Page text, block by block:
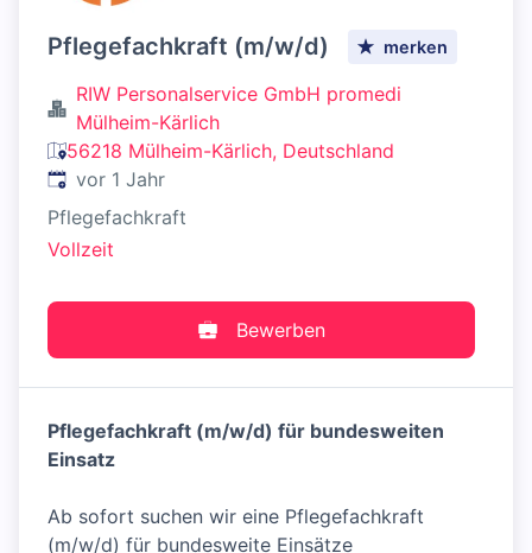
Pflegefachkraft (m/w/d) merken
RIW Personalservice GmbH promedi
Mülheim-Kärlich
56218 Mülheim-Kärlich, Deutschland
Veröffentlicht
vor 1 Jahr
Pflegefachkraft
Vollzeit
Bewerben
Pflegefachkraft (m/w/d) für bundesweiten
Einsatz
Ab sofort suchen wir eine Pflegefachkraft
(m/w/d) für bundesweite Einsätze